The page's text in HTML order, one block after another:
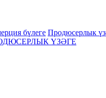
бүлеге Продюсерлык
ҮЗӘГЕ